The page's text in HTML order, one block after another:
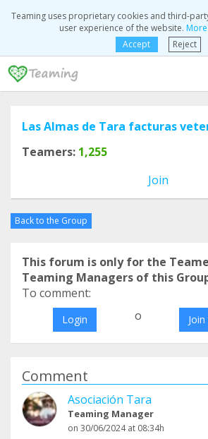
Teaming uses proprietary cookies and third-
user experience of the website.
Accept
Reject
Las Almas de Tara facturas
Teamers: 1,255
Join
Back to the Group
This forum is only for the
Teaming Managers of this
To comment:
Login o
Comment
Asociación Tara
Teaming Manager
on 30/06/2024 at 08:34h